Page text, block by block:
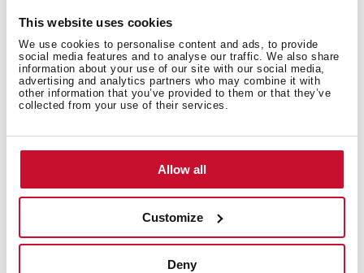
This website uses cookies
We use cookies to personalise content and ads, to provide
social media features and to analyse our traffic. We also share
information about your use of our site with our social media,
advertising and analytics partners who may combine it with
other information that you’ve provided to them or that they’ve
collected from your use of their services.
Allow all
Customize
Deny
Система очистки
Энергоэффективность